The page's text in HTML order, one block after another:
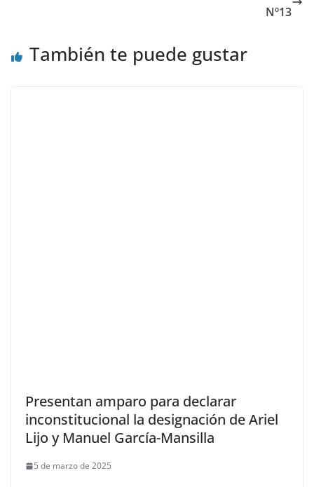
Nº13
También te puede gustar
Presentan amparo para declarar
inconstitucional la designación de Ariel
Lijo y Manuel García-Mansilla
5 de marzo de 2025